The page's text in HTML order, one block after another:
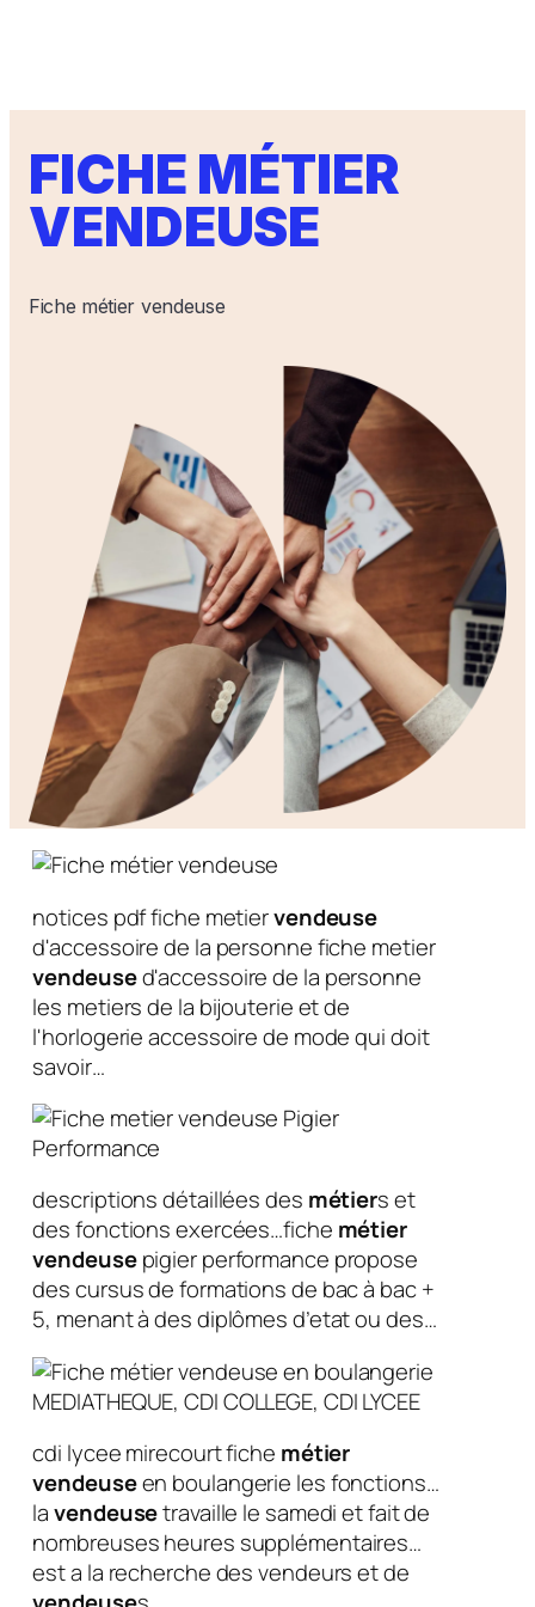
FICHE MÉTIER
VENDEUSE
Fiche métier vendeuse
notices pdf fiche metiervendeuse
d'accessoire de la personne fiche metier
vendeused'accessoire de la personne
les metiers de la bijouterie et de
l'horlogerie accessoire de mode qui doit
savoir…
descriptions détaillées des métiers et
des fonctions exercées…fiche métier
vendeusepigier performance propose
des cursus de formations de bac à bac +
5, menant à des diplômes d’etat ou des…
cdi lycee mirecourt fiche métier
vendeuseen boulangerie les fonctions…
lavendeusetravaille le samedi et fait de
nombreuses heures supplémentaires…
est a la recherche des vendeurs et de